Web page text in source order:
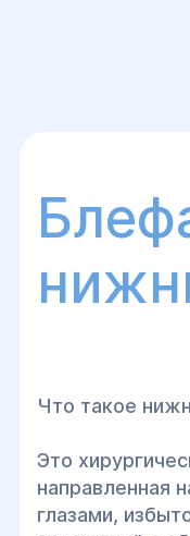
Что такое
Это
направленная
глазами,